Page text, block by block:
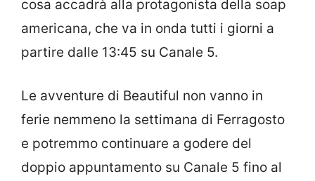
cosa accadrà alla protagonista della soap
americana, che va in onda tutti i giorni a
partire dalle 13:45 su Canale 5.
Le avventure di Beautiful non vanno in
ferie nemmeno la settimana di Ferragosto
e potremmo continuare a godere del
doppio appuntamento su Canale 5 fino al